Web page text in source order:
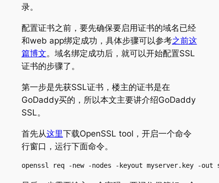
录。
配置证书之前，要先确保要启用证书的域名已经
和web app绑定成功，具体步骤可以参考之前这
篇博文。域名绑定成功后，就可以开始配置SSL
证书的步骤了。
第一步是先获SSL证书，楼主的证书是在
GoDaddy买的，所以本文主要讲介绍GoDaddy
SSL。
首先从这里下载OpenSSL tool，开启一个命令
行窗口，运行下面命令。
openssl req -new -nodes -keyout myserver.key -out